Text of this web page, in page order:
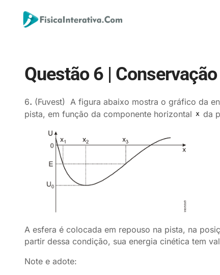
Questão 6 |
6. (Fuvest) A figura abaixo mostra o gráfico da
pista, em função da componente horizontal
da
A esfera é colocada em repouso na pista, na
partir dessa condição, sua energia cinética tem
Note e adote: